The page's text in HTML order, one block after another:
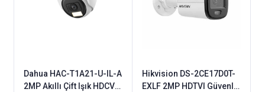
Dahua HAC-T1A21-U-IL-A
2MP Akıllı Çift Işık HDCVI
Hikvision DS-2CE17D0T-
EXLF 2MP HDTVI Güvenlik